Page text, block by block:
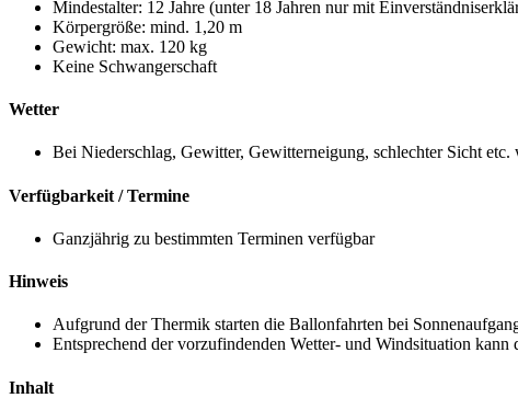
Mindestalter: 12 Jahre (unter 18 Jahren nur mit
Körpergröße: mind. 1,20 m
Gewicht: max. 120 kg
Keine Schwangerschaft
Wetter
Bei Niederschlag, Gewitter, Gewitterneigung, schlechter Sicht
Verfügbarkeit / Termine
Ganzjährig zu bestimmten Terminen verfügbar
Hinweis
Aufgrund der Thermik starten die Ballonfahrten bei
Entsprechend der vorzufindenden Wetter- und Windsituation
Inhalt